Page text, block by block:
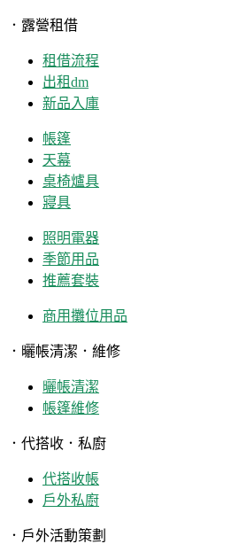
．露營租借
租借流程
出租dm
新品入庫
帳篷
天幕
桌椅爐具
寢具
照明電器
季節用品
推薦套裝
商用攤位用品
．曬帳清潔．維修
曬帳清潔
帳篷維修
．代搭收．私廚
代搭收帳
戶外私廚
．戶外活動策劃